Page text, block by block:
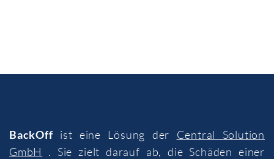
BackOffist eine Lösung der Central Solution
GmbH
. Sie zielt darauf ab, die Schäden einer